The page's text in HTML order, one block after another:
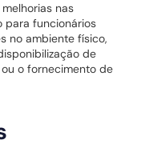
nas
para funcionários
no ambiente físico,
de
o fornecimento de